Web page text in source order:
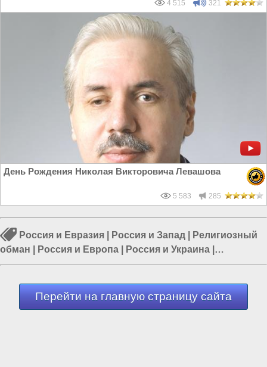
4 515 321
День Рождения Николая Викторовича Левашова
5 583 285
Россия и Евразия Россия и Запад
Религиозный
обман
Россия и Европа Россия и Украина
Церковная братва|Политика в России
Перейти на главную страницу сайта